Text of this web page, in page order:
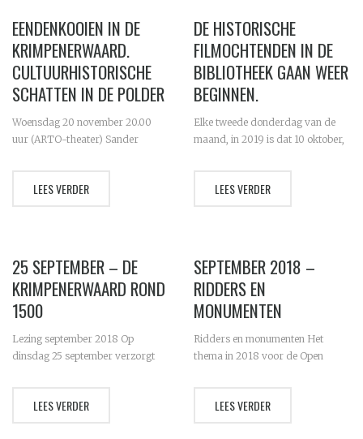
EENDENKOOIEN IN DE
KRIMPENERWAARD.
CULTUURHISTORISCHE
SCHATTEN IN DE POLDER
Woensdag 20 november 20.00
uur (ARTO-theater) Sander
in de Krimpenerwaard
LEES VERDER
DE HISTORISCHE
FILMOCHTENDEN IN DE
BIBLIOTHEEK GAAN WEER
BEGINNEN.
Elke tweede donderdag van de
maand, in 2019 is dat 10 oktober,
scherm een film over de
LEES VERDER
25 SEPTEMBER – DE
KRIMPENERWAARD ROND
1500
Lezing september 2018 Op
dinsdag 25 september verzorgt
Krimpenerwaard rond 1500 In de
LEES VERDER
SEPTEMBER 2018 –
RIDDERS EN
MONUMENTEN
Ridders en monumenten Het
thema in 2018 voor de Open
van Europa tastbaar. Zo had de
LEES VERDER